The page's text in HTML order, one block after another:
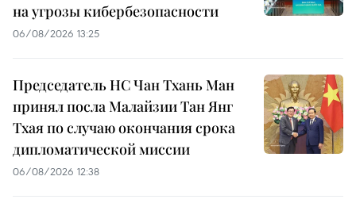
на угрозы кибербезопасности
06/08/2026 13:25
Председатель НС Чан Тхань Ман
принял посла Малайзии Тан Янг
Тхая по случаю окончания срока
дипломатической миссии
06/08/2026 12:38